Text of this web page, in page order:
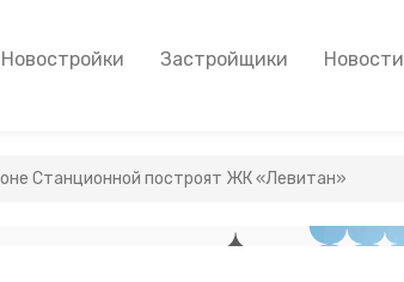
Новостройки Застройщики Новости
Станционной построят ЖК «Левитан»